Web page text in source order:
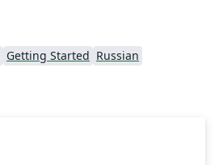
Getting Started Russian